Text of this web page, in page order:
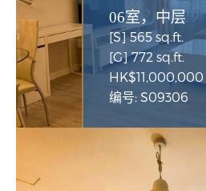
06室，中层
[S] 565 sq.ft.
[G] 772 sq.ft.
HK$11,000,000
编号: S09306